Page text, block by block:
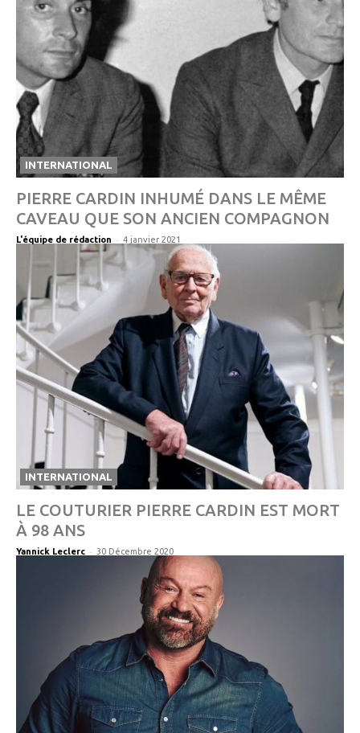
INTERNATIONAL
PIERRE CARDIN INHUMÉ DANS LE MÊME
CAVEAU QUE SON ANCIEN COMPAGNON
L'équipe de rédaction - 4 janvier 2021
INTERNATIONAL
LE COUTURIER PIERRE CARDIN EST MORT
À 98 ANS
Yannick Leclerc - 30 Décembre 2020